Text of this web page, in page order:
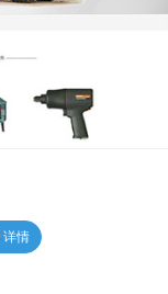
详情